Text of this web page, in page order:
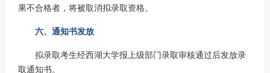
果不合格者，将被取消拟录取资格。
六、通知书发放
拟录取考生经西湖大学报上级部门录取审核通过后发放录
取通知书。